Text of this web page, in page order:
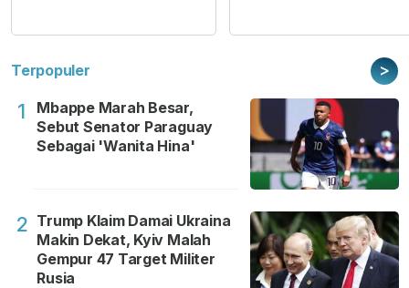
Terpopuler >
1
Mbappe Marah Besar,
Sebut Senator Paraguay
Sebagai 'Wanita Hina'
2 Trump Klaim Damai Ukraina
Makin Dekat, Kyiv Malah
Gempur 47 Target Militer
Rusia